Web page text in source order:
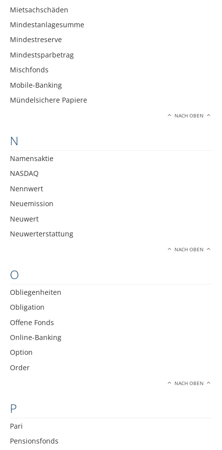
Mietsachschäden
Mindestanlagesumme
Mindestreserve
Mindestsparbetrag
Mischfonds
Mobile-Banking
Mündelsichere Papiere
NACH OBEN
N
Namensaktie
NASDAQ
Nennwert
Neuemission
Neuwert
Neuwerterstattung
NACH OBEN
O
Obliegenheiten
Obligation
Offene Fonds
Online-Banking
Option
Order
NACH OBEN
P
Pari
Pensionsfonds